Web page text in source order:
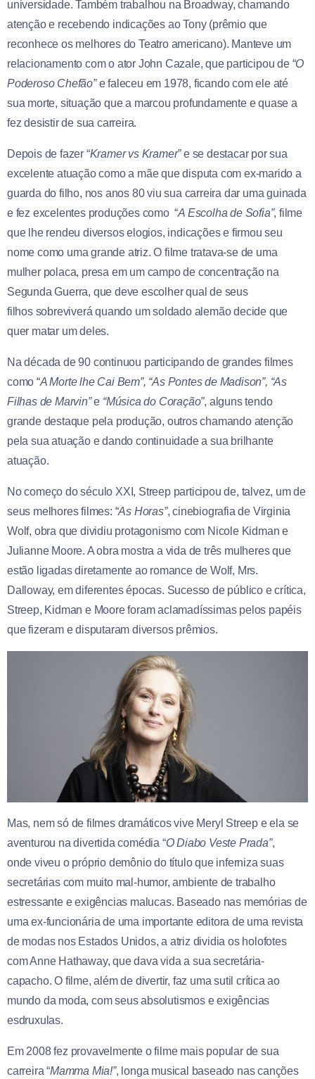
universidade. Também trabalhou na Broadway, chamando
atenção e recebendo indicações ao Tony (prêmio que
reconhece os melhores do Teatro americano). Manteve um
relacionamento com o ator John Cazale, que participou de “O
Poderoso Chefão”e faleceu em 1978, ficando com ele até
sua morte, situação que a marcou profundamente e quase a
fez desistir de sua carreira.
Depois de fazer “Kramer vs Kramer”e se destacar por sua
excelente atuação como a mãe que disputa com ex-marido a
guarda do filho, nos anos 80 viu sua carreira dar uma guinada
e fez excelentes produções como “A Escolha de Sofia”, filme
que lhe rendeu diversos elogios, indicações e firmou seu
nome como uma grande atriz. O filme tratava-se de uma
mulher polaca, presa em um campo de concentração na
Segunda Guerra, que deve escolher qual de seus
filhos sobreviverá quando um soldado alemão decide que
quer matar um deles.
Na década de 90 continuou participando de grandes filmes
como “A Morte lhe Cai Bem”, “As Pontes de Madison”, “As
Filhas de Marvin”e “Música do Coração”, alguns tendo
grande destaque pela produção, outros chamando atenção
pela sua atuação e dando continuidade a sua brilhante
atuação.
No começo do século XXI, Streep participou de, talvez, um de
seus melhores filmes: “As Horas”, cinebiografia de Virginia
Wolf, obra que dividiu protagonismo com Nicole Kidman e
Julianne Moore. A obra mostra a vida de três mulheres que
estão ligadas diretamente ao romance de Wolf, Mrs.
Dalloway, em diferentes épocas. Sucesso de público e crítica,
Streep, Kidman e Moore foram aclamadíssimas pelos papéis
que fizeram e disputaram diversos prêmios.
Mas, nem só de filmes dramáticos vive Meryl Streep e ela se
aventurou na divertida comédia “O Diabo Veste Prada”,
onde viveu o próprio demônio do título que inferniza suas
secretárias com muito mal-humor, ambiente de trabalho
estressante e exigências malucas. Baseado nas memórias de
uma ex-funcionária de uma importante editora de uma revista
de modas nos Estados Unidos, a atriz dividia os holofotes
com Anne Hathaway, que dava vida a sua secretária-
capacho. O filme, além de divertir, faz uma sutil crítica ao
mundo da moda, com seus absolutismos e exigências
esdruxulas.
Em 2008 fez provavelmente o filme mais popular de sua
carreira “Mamma Mia!”, longa musical baseado nas canções